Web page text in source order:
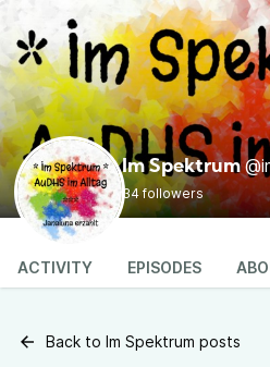
Im Spektrum
34 followers
ACTIVITY EPISODES
Back to Im Spektrum posts